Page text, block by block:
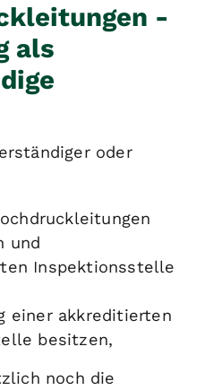
-
als
oder
und
Inspektionsstelle
einer akkreditierten
besitzen,
noch die